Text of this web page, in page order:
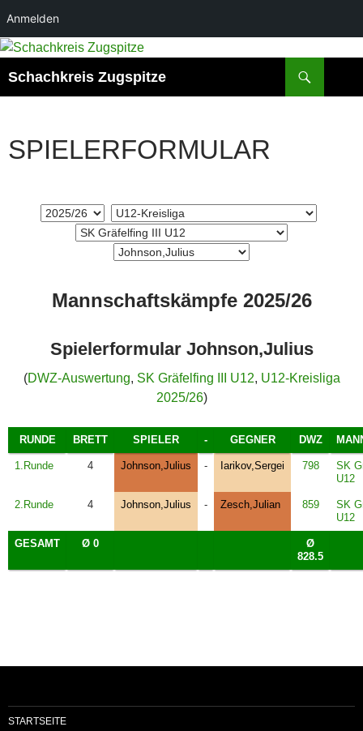
Anmelden
Schachkreis Zugspitze
SPIELERFORMULAR
Mannschaftskämpfe 2025/26
Spielerformular Johnson,Julius
(DWZ-Auswertung, SK Gräfelfing III U12, U12-Kreisliga
2025/26)
RUNDE BRETT SPIELER - GEGNER DWZ
1.Runde 4 Johnson,Julius - Iarikov,Sergei 798
SK
U12
2.Runde 4 Johnson,Julius - Zesch,Julian 859
SK
U12
GESAMT Ø 0
Ø
828.5
STARTSEITE